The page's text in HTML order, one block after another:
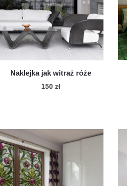
Naklejka jak witraż róże
150 zł